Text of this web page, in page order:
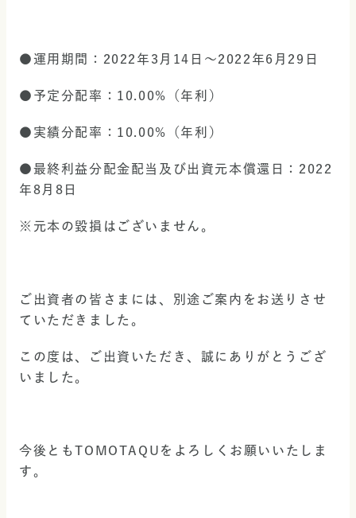
●運用期間：2022年3月14日〜2022年6月29日
●予定分配率：10.00%（年利）
●実績分配率：10.00%（年利）
●最終利益分配金配当及び出資元本償還日：2022
年8月8日
※元本の毀損はございません。
ご出資者の皆さまには、別途ご案内をお送りさせ
ていただきました。
この度は、ご出資いただき、誠にありがとうござ
いました。
今後ともTOMOTAQUをよろしくお願いいたしま
す。